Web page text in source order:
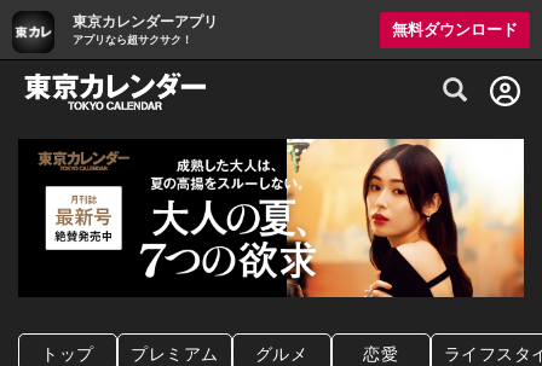
東京カレンダーアプリ
アプリなら超サクサク！
無料ダウンロード
グルメ情報・プレミアムレストラン予約
トップ プレミアム グルメ 恋愛 ライフスタ